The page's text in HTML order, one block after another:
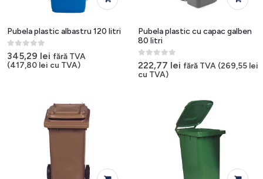
Pubela plastic albastru 120 litri
0out of 5
345,29 lei fără TVA
(417,80 lei cu TVA)
Pubela plastic cu capac galben
80 litri
0out of 5
222,77 lei fără TVA (269,55 lei
cu TVA)